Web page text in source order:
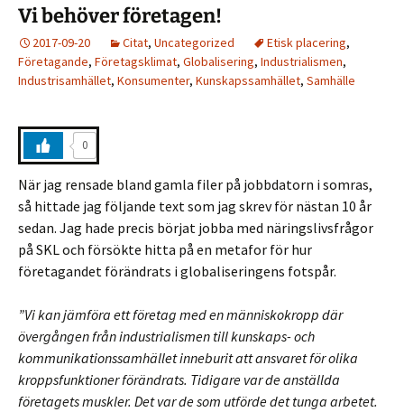
Vi behöver företagen!
2017-09-20 Citat, Uncategorized Etisk placering,
Företagande, Företagsklimat, Globalisering, Industrialismen,
Industrisamhället, Konsumenter, Kunskapssamhället, Samhälle
0
När jag rensade bland gamla filer på jobbdatorn i somras,
så hittade jag följande text som jag skrev för nästan 10 år
sedan. Jag hade precis börjat jobba med näringslivsfrågor
på SKL och försökte hitta på en metafor för hur
företagandet förändrats i globaliseringens fotspår.
”Vi kan jämföra ett företag med en människokropp där
övergången från industrialismen till kunskaps- och
kommunikationssamhället inneburit att ansvaret för olika
kroppsfunktioner förändrats. Tidigare var de anställda
företagets muskler. Det var de som utförde det tunga arbetet.